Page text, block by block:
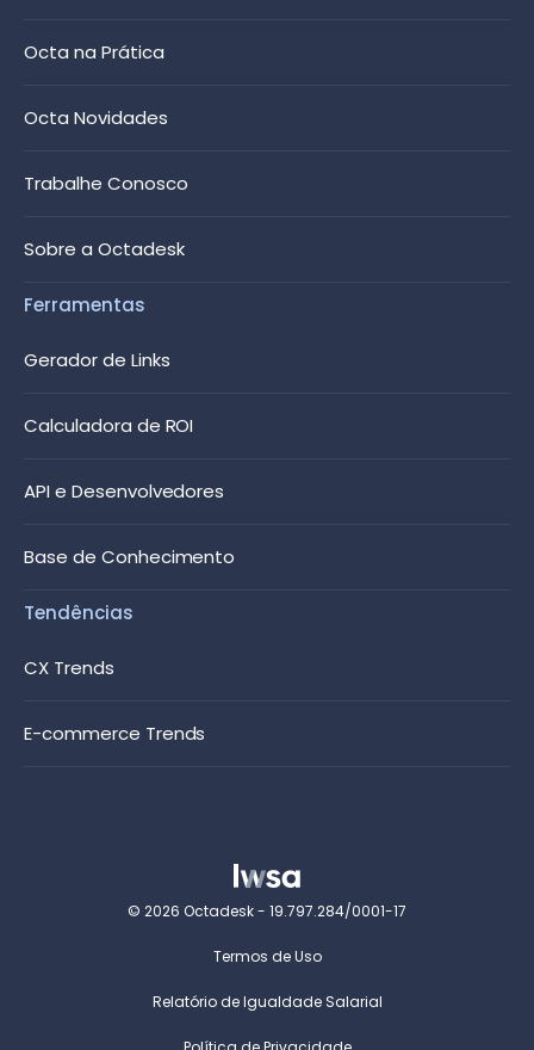
Octa na Prática
Octa Novidades
Trabalhe Conosco
Sobre a Octadesk
Ferramentas
Gerador de Links
Calculadora de ROI
API e Desenvolvedores
Base de Conhecimento
Tendências
CX Trends
E-commerce Trends
© 2026 Octadesk - 19.797.284/0001-17
Termos de Uso
Relatório de Igualdade Salarial